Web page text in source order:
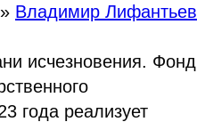
Владимир Лифантьев
исчезновения. Фонд
года реализует